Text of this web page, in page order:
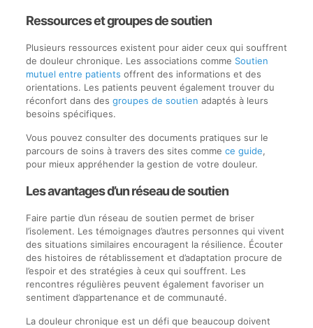
Ressources et groupes de soutien
Plusieurs ressources existent pour aider ceux qui souffrent
de douleur chronique. Les associations comme Soutien
mutuel entre patients offrent des informations et des
orientations. Les patients peuvent également trouver du
réconfort dans des groupes de soutien adaptés à leurs
besoins spécifiques.
Vous pouvez consulter des documents pratiques sur le
parcours de soins à travers des sites comme ce guide,
pour mieux appréhender la gestion de votre douleur.
Les avantages d’un réseau de soutien
Faire partie d’un réseau de soutien permet de briser
l’isolement. Les témoignages d’autres personnes qui vivent
des situations similaires encouragent la résilience. Écouter
des histoires de rétablissement et d’adaptation procure de
l’espoir et des stratégies à ceux qui souffrent. Les
rencontres régulières peuvent également favoriser un
sentiment d’appartenance et de communauté.
La douleur chronique est un défi que beaucoup doivent